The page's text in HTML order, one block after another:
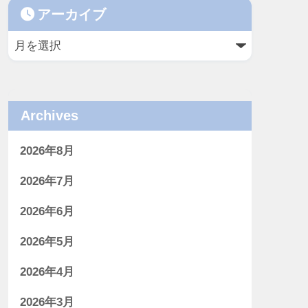
アーカイブ
Archives
2026年8月
2026年7月
2026年6月
2026年5月
2026年4月
2026年3月